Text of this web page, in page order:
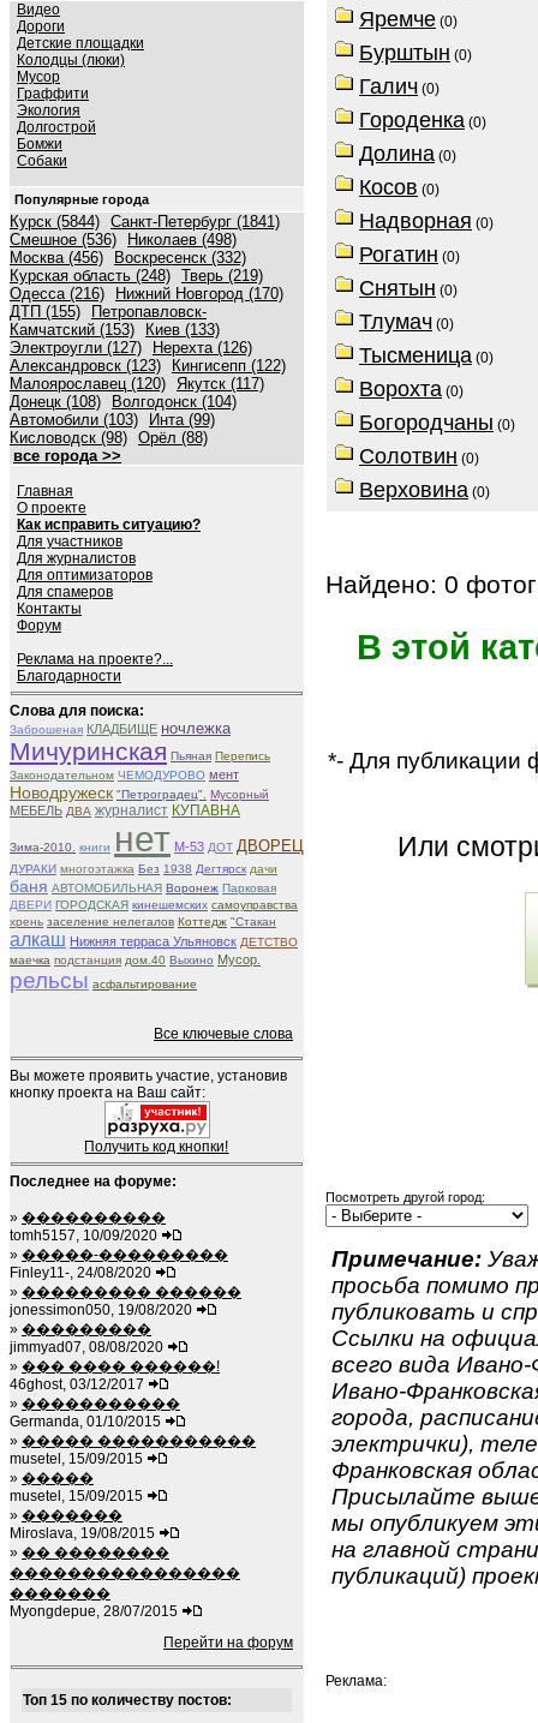
Видео
Дороги
Детские площадки
Колодцы (люки)
Мусор
Граффити
Экология
Долгострой
Бомжи
Собаки
Популярные города
Курск (5844) Санкт-Петербург (1841)
Смешное (536)
Николаев (498)
Москва (456)
Воскресенск (332)
Курская область (248) Тверь (219)
Одесса (216)
Нижний Новгород (170)
ДТП (155)
Петропавловск-
Камчатский (153)
Киев (133)
Электроугли (127)
Нерехта (126)
Александровск (123)
Кингисепп (122)
Малоярославец (120) Якутск (117)
Донецк (108)
Волгодонск (104)
Автомобили (103)
Инта (99)
Кисловодск (98) Орёл (88)
все города >>
Главная
О проекте
Как исправить ситуацию?
Для участников
Для журналистов
Для оптимизаторов
Для спамеров
Контакты
Форум
Реклама на проекте?...
Благодарности
Слова для поиска:
Заброшеная КЛАДБИЩЕ ночлежка
Мичуринская Пьяная Перепись
Законодательном ЧЕМОДУРОВО мент
Новодружеск "Петроградец". Мусорный
МЕБЕЛЬ ДВА журналист КУПАВНА
Зима-2010. книги нет М-53 ДОТ ДВОРЕЦ
ДУРАКИ многоэтажка Без 1938 Дегтярск дачи
баня АВТОМОБИЛЬНАЯ Воронеж Парковая
ДВЕРИ ГОРОДСКАЯ кинешемских самоуправства
хрень заселение нелегалов Коттедж "Стакан
алкаш Нижняя терраса Ульяновск ДЕТСТВО
маечка подстанция дом.40 Выхино Мусор.
рельсы асфальтирование
Все ключевые слова
Вы можете проявить участие, установив
кнопку проекта на Ваш сайт:
Получить код кнопки!
Последнее на форуме:
» ����������
tomh5157, 10/09/2020
» �����-���������
Finley11-, 24/08/2020
» ��������� ������
jonessimon050, 19/08/2020
» ���������
jimmyad07, 08/08/2020
» ��� ���� ������!
46ghost, 03/12/2017
» �����������
Germanda, 01/10/2015
» ����� �����������
musetel, 15/09/2015
» �����
musetel, 15/09/2015
» �������
Miroslava, 19/08/2015
» �� ��������
����������������
�������
Myongdepue, 28/07/2015
Перейти на форум
Топ 15 по количеству постов:
Яремче (0)
Бурштын (0)
Галич (0)
Городенка (0)
Долина (0)
Косов (0)
Надворная (0)
Рогатин (0)
Снятын (0)
Тлумач (0)
Тысменица (0)
Ворохта (0)
Богородчаны (0)
Солотвин (0)
Верховина (0)
Найдено: 0
В этой
*- Для публикации
Или
Посмотреть другой город:
Примечание:
просьба помимо
публиковать и
Ссылки на
всего вида
Ивано-
города,
электрички),
Франковская
Присылайте
мы опубликуем
на главной
публикаций)
Реклама: